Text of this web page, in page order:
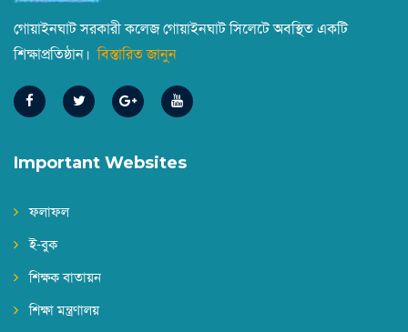
বন্ধের নোটিশ||Published: June 30, 2026
একাদশ শ্রেণির বার্ষিক পরীক্ষার রুটিন
|| Published: June 6, 2026
পবিত্র ঈদ-উল-আযহা উপলক্ষ্যে পাঠদান বন্ধের নোটিশ
||Published: May 20, 2026
গোয়াইনঘাট সরকারী কলেজ গোয়াইনঘাট সিলেটে অবস্থিত একটি
শিক্ষাপ্রতিষ্ঠান। বিস্তারিত জানুন
Important Websites
ফলাফল
ই-বুক
শিক্ষক বাতায়ন
শিক্ষা মন্ত্রণালয়